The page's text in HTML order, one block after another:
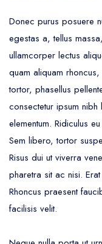
Donec purus posuere
egestas a, tellus
ullamcorper lectus
quam aliquam
tortor, phasellus
consectetur ipsum nibh
elementum. Ridiculus
Sem libero, tortor
Risus dui ut viverra
pharetra sit ac nisi.
Rhoncus praesent
facilisis velit.